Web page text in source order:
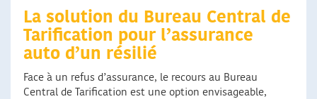
La solution du Bureau Central de
Tarification pour l’assurance
auto d’un résilié
Face à un refus d’assurance, le recours au Bureau
Central de Tarification est une option envisageable,